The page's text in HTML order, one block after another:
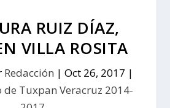
RUIZ DÍAZ,
VILLA ROSITA
Redacción | Oct 26, 2017 |
Tuxpan Veracruz 2014-